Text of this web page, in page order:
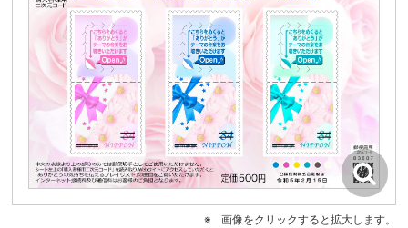
画像をクリックすると拡大します。